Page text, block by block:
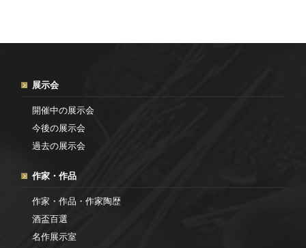
展示会
開催中の展示会
今後の展示会
過去の展示会
作家・作品
作家・作品・作家陶歴
酒盃百選
名作展示室